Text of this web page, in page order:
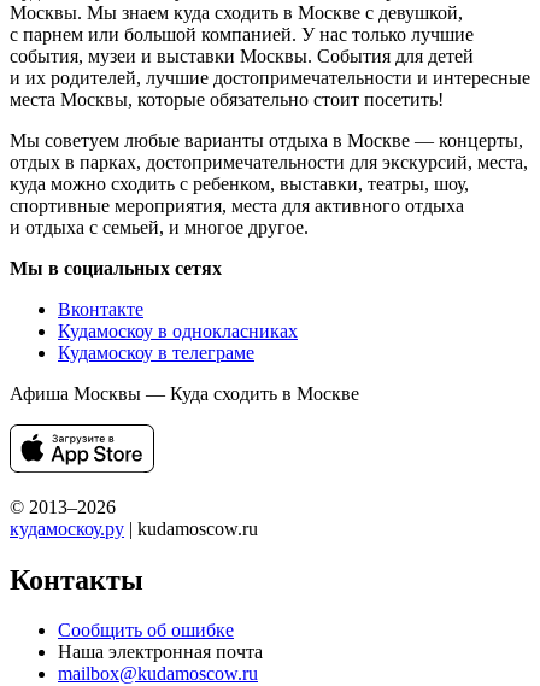
Москвы. Мы знаем куда сходить в Москве с девушкой,
с парнем или большой компанией. У нас только лучшие
события, музеи и выставки Москвы. События для детей
и их родителей, лучшие достопримечательности и интересные
места Москвы, которые обязательно стоит посетить!
Мы советуем любые варианты отдыха в Москве — концерты,
отдых в парках, достопримечательности для экскурсий, места,
куда можно сходить с ребенком, выставки, театры, шоу,
спортивные мероприятия, места для активного отдыха
и отдыха с семьей, и многое другое.
Мы в социальных сетях
Вконтакте
Кудамоскоу в однокласниках
Кудамоскоу в телеграме
Афиша Москвы — Куда сходить в Москве
© 2013–2026
кудамоскоу.ру | kudamoscow.ru
Контакты
Сообщить об ошибке
Наша электронная почта
mailbox@kudamoscow.ru